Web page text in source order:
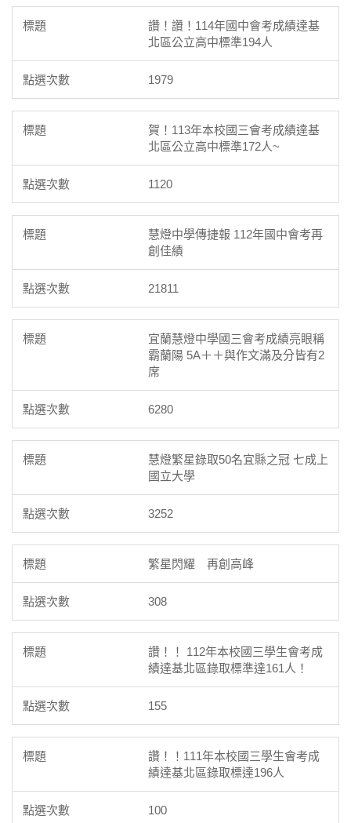
讚！讚！114年國中會考成績達基
北區公立高中標準194人
1979
賀！113年本校國三會考成績達基
北區公立高中標準172人~
1120
慧燈中學傳捷報 112年國中會考再
創佳績
21811
宜蘭慧燈中學國三會考成績亮眼稱
霸蘭陽 5A＋＋與作文滿及分皆有2
席
6280
慧燈繁星錄取50名宜縣之冠 七成上
國立大學
3252
繁星閃耀 再創高峰
308
讚！！ 112年本校國三學生會考成
績達基北區錄取標準達161人！
155
讚！！111年本校國三學生會考成
績達基北區錄取標達196人
100